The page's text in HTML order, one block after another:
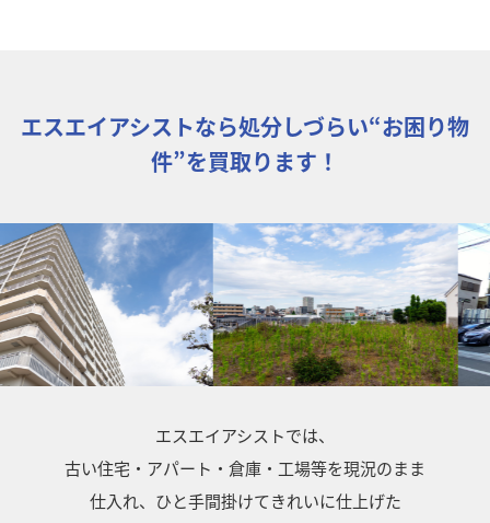
エスエイアシストなら処分しづらい“お困り物
件”を買取ります！
エスエイアシストでは、
古い住宅・アパート・倉庫・工場等を現況のまま
仕入れ、ひと手間掛けてきれいに仕上げた